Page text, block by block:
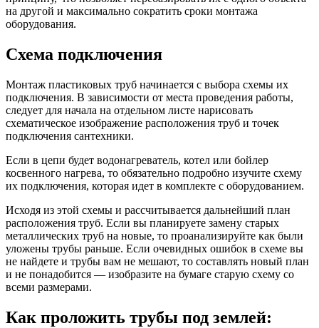
на другой и максимально сократить сроки монтажа
оборудования.
Схема подключения
Монтаж пластиковых труб начинается с выбора схемы их
подключения. В зависимости от места проведения работы,
следует для начала на отдельном листе нарисовать
схематическое изображение расположения труб и точек
подключения сантехники.
Если в цепи будет водонагреватель, котел или бойлер
косвенного нагрева, то обязательно подробно изучите схему
их подключения, которая идет в комплекте с оборудованием.
Исходя из этой схемы и рассчитывается дальнейший план
расположения труб. Если вы планируете замену старых
металлических труб на новые, то проанализируйте как были
уложены трубы раньше. Если очевидных ошибок в схеме вы
не найдете и трубы вам не мешают, то составлять новый план
и не понадобится — изобразите на бумаге старую схему со
всеми размерами.
Как проложить трубы под землей: